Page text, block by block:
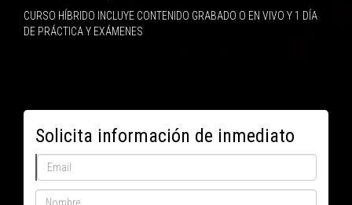
CURSO HÍBRIDO INCLUYE CONTENIDO GRABADO O EN VIVO Y 1 DÍA
DE PRÁCTICA Y EXÁMENES
Solicita información de inmediato